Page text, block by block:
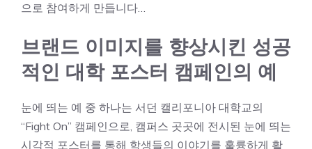
으로 참여하게 만듭니다…
브랜드 이미지를 향상시킨 성공
적인 대학 포스터 캠페인의 예
눈에 띄는 예 중 하나는 서던 캘리포니아 대학교의
“Fight On” 캠페인으로, 캠퍼스 곳곳에 전시된 눈에 띄는
시각적 포스터를 통해 학생들의 이야기를 훌륭하게 활